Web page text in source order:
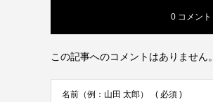
0 コメント
この記事へのコメントはありません。
名前（例：山田 太郎） ( 必須 )